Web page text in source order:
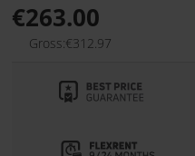
€263.00
Gross:€312.97